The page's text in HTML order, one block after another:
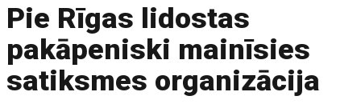
Pie Rīgas lidostas
pakāpeniski mainīsies
satiksmes organizācija